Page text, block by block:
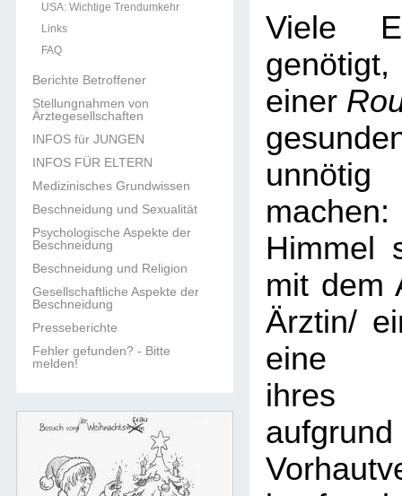
USA: Wichtige Trendumkehr
Links
FAQ
Berichte Betroffener
Stellungnahmen von
Ärztegesellschaften
INFOS für JUNGEN
INFOS FÜR ELTERN
Medizinisches Grundwissen
Beschneidung und Sexualität
Psychologische Aspekte der
Beschneidung
Beschneidung und Religion
Gesellschaftliche Aspekte der
Beschneidung
Presseberichte
Fehler gefunden? - Bitte
melden!
Viele
einer
Himmel
mit dem
Ärztin/
eine
ihres